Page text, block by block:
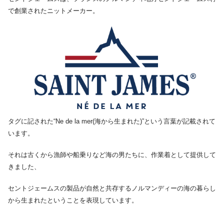
で創業されたニットメーカー。
タグに記された“Ne de la mer(海から生まれた)”という言葉が記載されて
います。
それは古くから漁師や船乗りなど海の男たちに、作業着として提供して
きました、
セントジェームスの製品が自然と共存するノルマンディーの海の暮らし
から生まれたということを表現しています。